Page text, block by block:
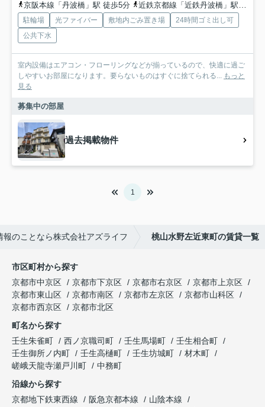
京阪本線「丹波橋」駅 徒歩5分
近鉄京都線「近鉄丹波橋」駅 徒歩5分
駐輪場 光ファイバー 敷地内ごみ置き場
24時間ゴミ出し可
公共下水
室内設備はエアコン・フローリングなどが揃っているので、快適に過ご
しやすいお部屋になります。要らないものはすぐに捨てられる... もっと
見る
募集中の部屋
過去掲載物件
1
のことなら株式会社アズライフ 桃山水野左近東町の賃貸一覧
市区町村から探す
京都市中京区
京都市下京区 京都市右京区
京都市上京区
京都市東山区
京都市南区 京都市左京区
京都市山科区
京都市西京区
京都市北区
町名から探す
壬生朱雀町
西ノ京職司町 壬生馬場町
壬生相合町
壬生御所ノ内町
壬生高樋町 壬生坊城町
材木町
嵯峨天龍寺瀬戸川町
中務町
沿線から探す
京都地下鉄東西線
阪急京都本線
山陰本線